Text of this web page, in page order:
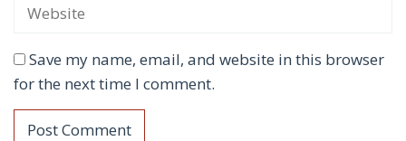
Save my name, email, and website in this browser
for the next time I comment.